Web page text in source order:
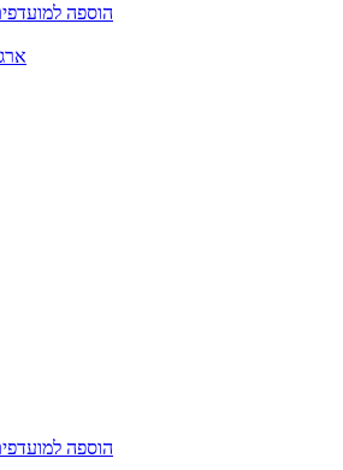
הוספה
הוספה